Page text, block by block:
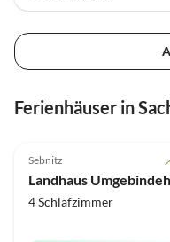
Ferienhäuser in
Hundefreundlich
Sebnitz
Landhaus
4 Schlafzimmer